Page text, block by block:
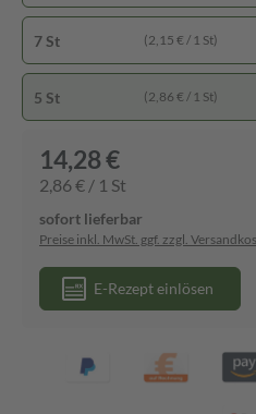
7 St (2,15 € / 1 St)
5 St (2,86 € / 1 St)
14,28 €
2,86 € / 1 St
sofort lieferbar
Preise inkl. MwSt. ggf. zzgl.
E-Rezept einlösen